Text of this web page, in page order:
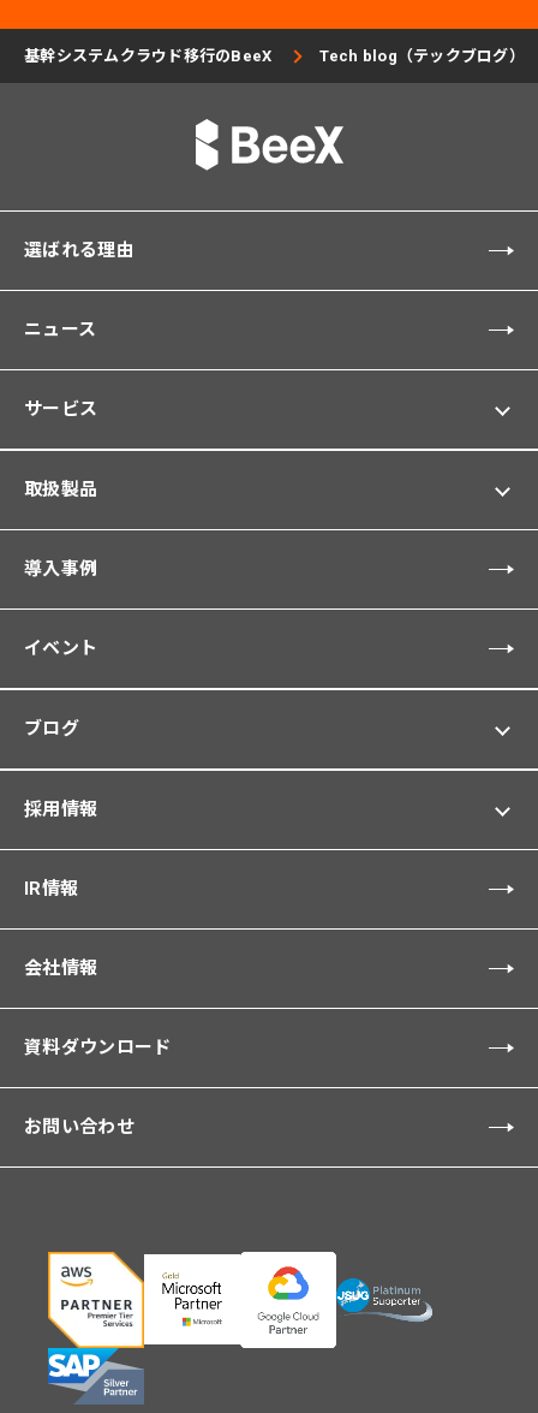
基幹システムクラウド移行のBeeX Tech blog（テックブログ）
選ばれる理由
ニュース
サービス
取扱製品
導入事例
イベント
ブログ
採用情報
IR情報
会社情報
資料ダウンロード
お問い合わせ